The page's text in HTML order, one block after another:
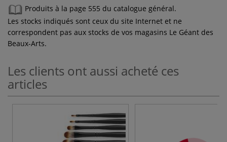
Produits à la page 555 du catalogue général.
Les stocks indiqués sont ceux du site Internet et ne
correspondent pas aux stocks de vos magasins Le Géant des
Beaux-Arts.
Les clients ont aussi acheté ces
articles